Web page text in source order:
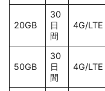
20GB
30
日
間
4G/LTE
50GB
30
日
間
4G/LTE